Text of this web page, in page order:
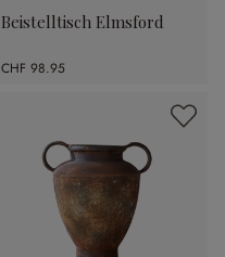
Beistelltisch Elmsford
CHF 98.95